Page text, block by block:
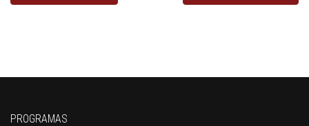
PROGRAMAS